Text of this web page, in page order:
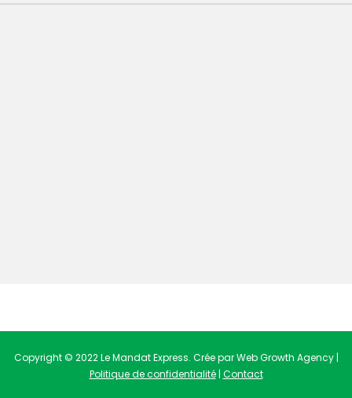
Copyright © 2022 Le Mandat Express. Crée par Web Growth Agency |
Politique de confidentialité| Contact